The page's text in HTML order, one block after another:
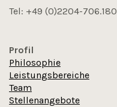
Tel: +49 (0)2204-706.180
Profil
Philosophie
Leistungsbereiche
Team
Stellenangebote